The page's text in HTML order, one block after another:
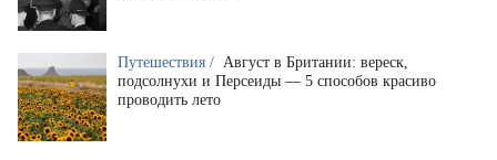
Путешествия / Август в Британии: вереск,
подсолнухи и Персеиды — 5 способов красиво
проводить лето